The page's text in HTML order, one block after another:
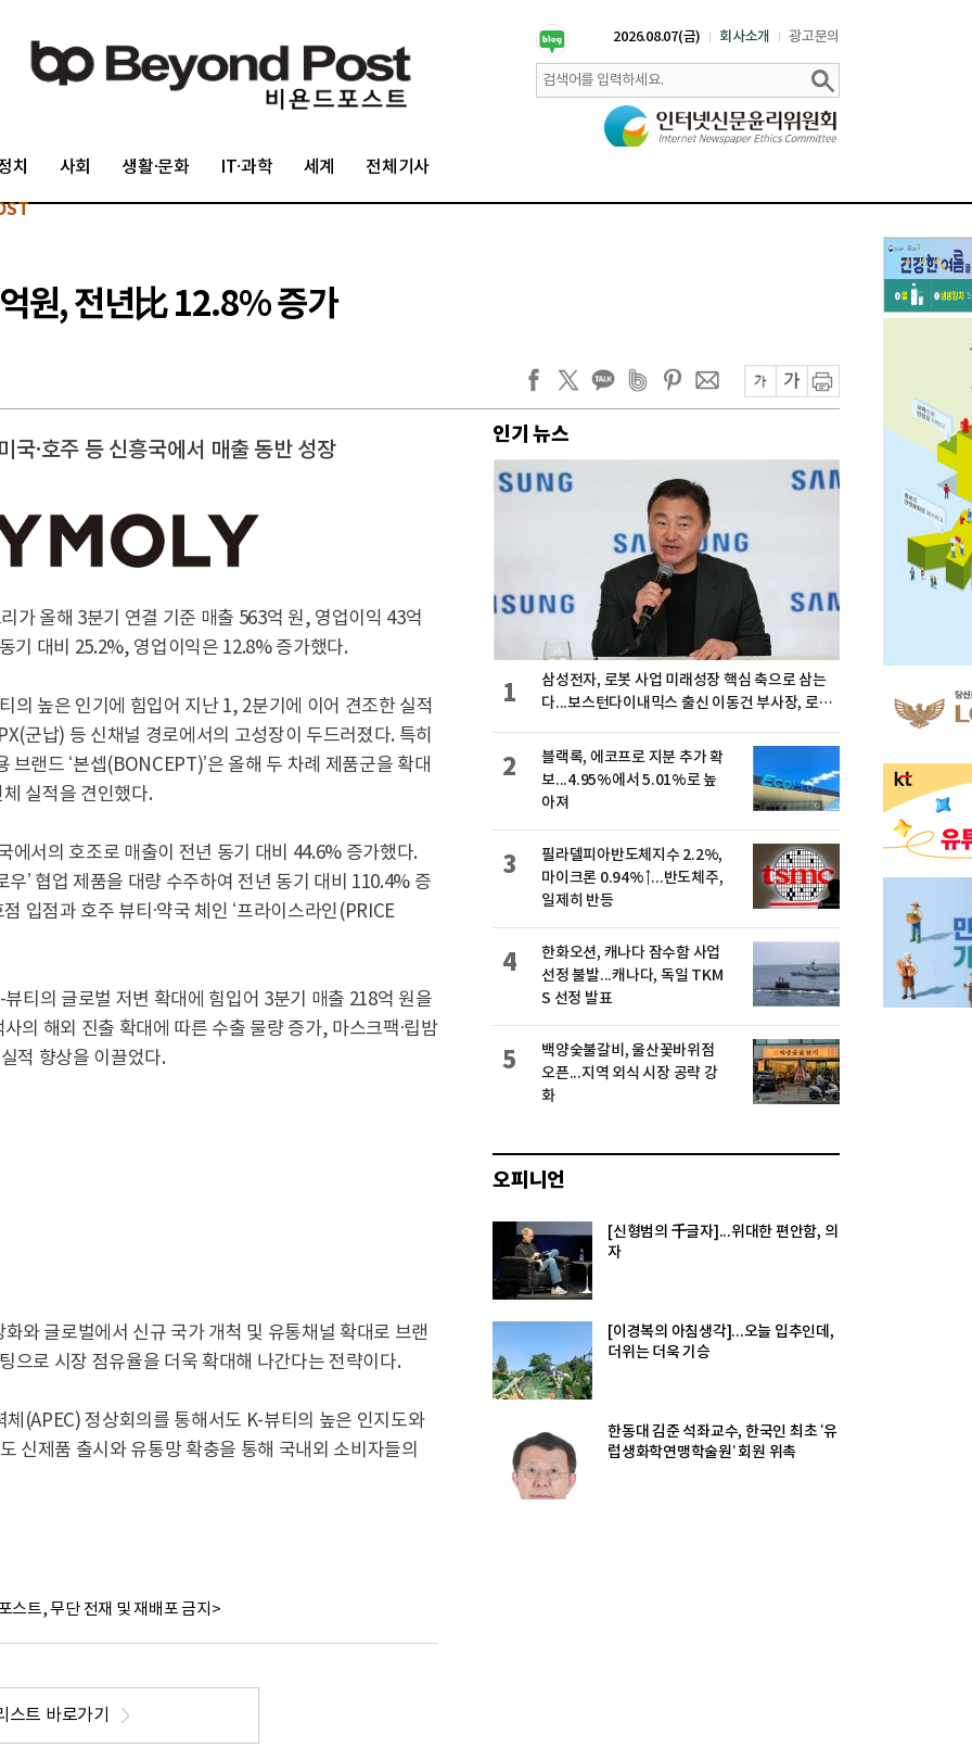
2026.08.07(금) 회사소개 광고문의
치 사회 생활·문화 IT·과학 세계 전체기사
원, 전년比 12.8% 증가
국·호주 등 신흥국에서 매출 동반 성장
가 올해 3분기 연결 기준 매출 563억 원, 영업이익 43억
기 대비 25.2%, 영업이익은 12.8% 증가했다.
의 높은 인기에 힘입어 지난 1, 2분기에 이어 견조한 실적
군납) 등 신채널 경로에서의 고성장이 두드러졌다. 특히
랜드 ‘본셉(BONCEPT)’은 올해 두 차례 제품군을 확대
실적을 견인했다.
에서의 호조로 매출이 전년 동기 대비 44.6% 증가했다.
’ 협업 제품을 대량 수주하여 전년 동기 대비 110.4% 증
입점과 호주 뷰티·약국 체인 ‘프라이스라인(PRICE
티의 글로벌 저변 확대에 힘입어 3분기 매출 218억 원을
의 해외 진출 확대에 따른 수출 물량 증가, 마스크팩·립밤
적 향상을 이끌었다.
와 글로벌에서 신규 국가 개척 및 유통채널 확대로 브랜
으로 시장 점유율을 더욱 확대해 나간다는 전략이다.
(APEC) 정상회의를 통해서도 K-뷰티의 높은 인지도와
신제품 출시와 유통망 확충을 통해 국내외 소비자들의
스트, 무단 전재 및 재배포 금지>
스트 바로가기
인기 뉴스
삼성전자, 로봇 사업 미래성장 핵심 축으로 삼는
다...보스턴다이내믹스 출신 이동건 부사장, 로보
1
블랙록, 에코프로 지분 추가 확
보...4.95%에서 5.01%로 높
아져
2
필라델피아반도체지수 2.2%,
마이크론 0.94%↑...반도체주,
일제히 반등
3
한화오션, 캐나다 잠수함 사업
선정 불발...캐나다, 독일 TKM
S 선정 발표
4
백양숯불갈비, 울산꽃바위점
오픈...지역 외식 시장 공략 강
화
5
오피니언
[신형범의 千글자]...위대한 편안함, 의
자
[이경복의 아침생각]...오늘 입추인데,
더위는 더욱 기승
한동대 김준 석좌교수, 한국인 최초 ‘유
럽생화학연맹학술원’ 회원 위촉